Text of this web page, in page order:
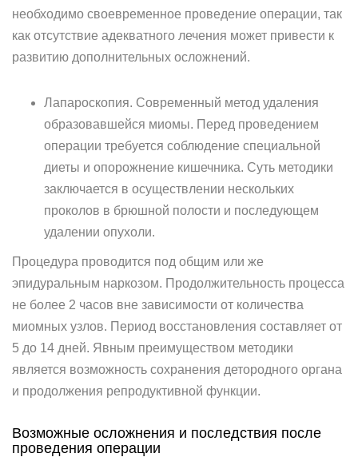
необходимо своевременное проведение операции, так
как отсутствие адекватного лечения может привести к
развитию дополнительных осложнений.
Лапароскопия. Современный метод удаления
образовавшейся миомы. Перед проведением
операции требуется соблюдение специальной
диеты и опорожнение кишечника. Суть методики
заключается в осуществлении нескольких
проколов в брюшной полости и последующем
удалении опухоли.
Процедура проводится под общим или же
эпидуральным наркозом. Продолжительность процесса
не более 2 часов вне зависимости от количества
миомных узлов. Период восстановления составляет от
5 до 14 дней. Явным преимуществом методики
является возможность сохранения детородного органа
и продолжения репродуктивной функции.
Возможные осложнения и последствия после
проведения операции